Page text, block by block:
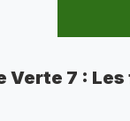
7 : Les